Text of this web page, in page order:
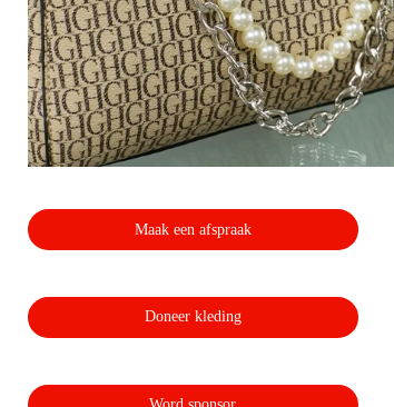
Maak een afspraak
Doneer kleding